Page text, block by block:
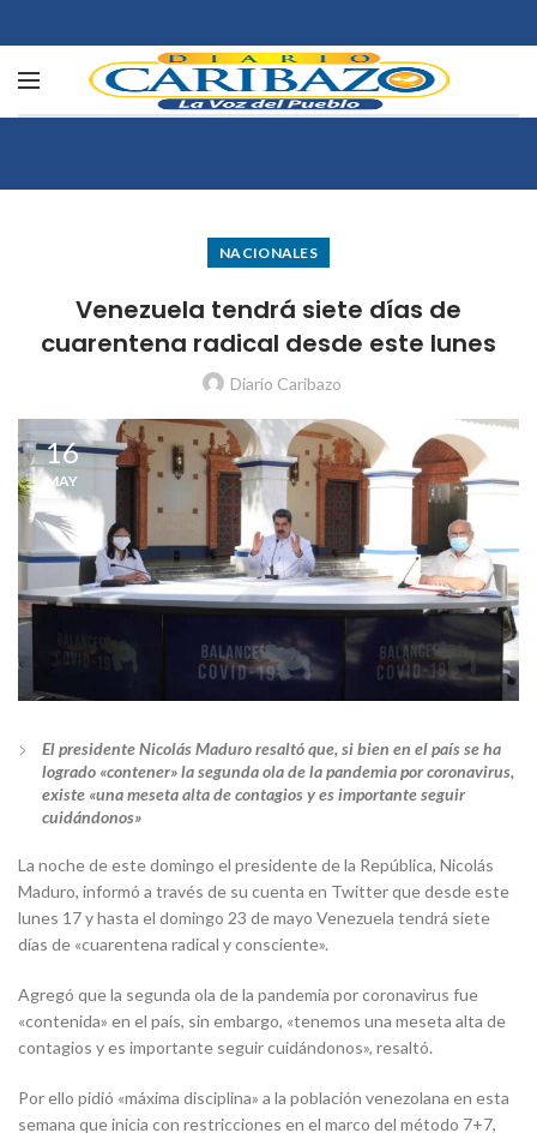
NACIONALES
Venezuela tendrá siete días de
cuarentena radical desde este lunes
Diario Caribazo
16
MAY
El presidente Nicolás Maduro resaltó que, si bien en el país se ha
logrado «contener» la segunda ola de la pandemia por coronavirus,
existe «una meseta alta de contagios y es importante seguir
cuidándonos»
La noche de este domingo el presidente de la República, Nicolás
Maduro, informó a través de su cuenta en Twitter que desde este
lunes 17 y hasta el domingo 23 de mayo Venezuela tendrá siete
días de «cuarentena radical y consciente».
Agregó que la segunda ola de la pandemia por coronavirus fue
«contenida» en el país, sin embargo, «tenemos una meseta alta de
contagios y es importante seguir cuidándonos», resaltó.
Por ello pidió «máxima disciplina» a la población venezolana en esta
semana que inicia con restricciones en el marco del método 7+7,